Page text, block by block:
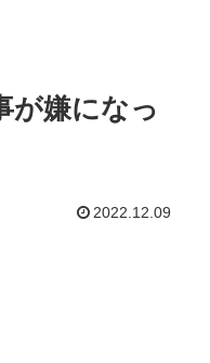
が嫌になっ
2022.12.09